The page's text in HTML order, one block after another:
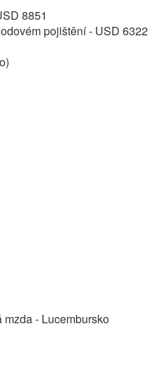
8851
pojištění - USD 6322
- Lucembursko